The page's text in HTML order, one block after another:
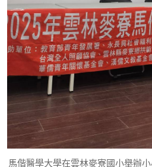
馬偕醫學大學在雲林麥寮國小舉辦